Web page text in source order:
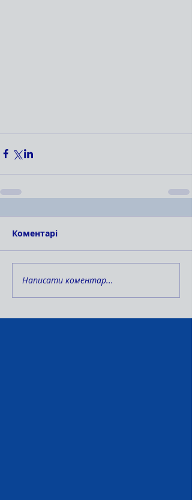
Коментарі
Написати коментар...